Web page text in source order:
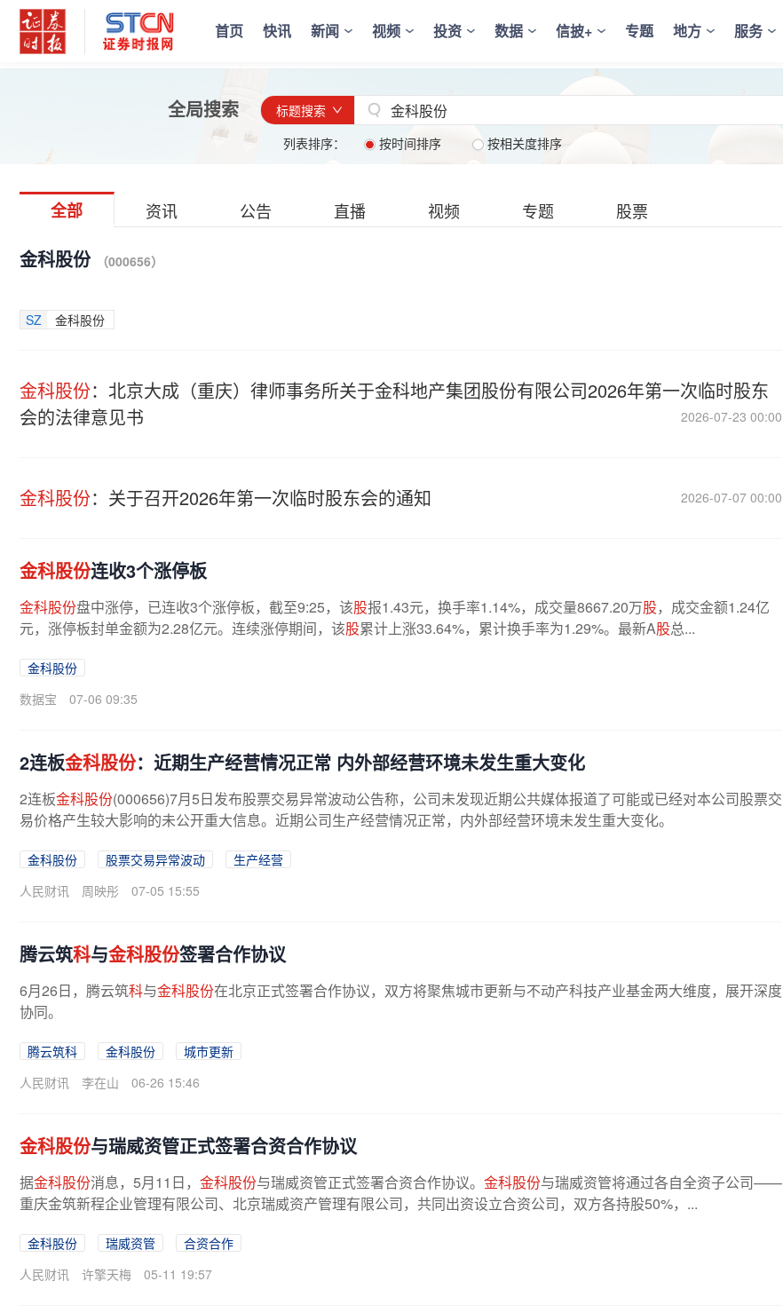
首页 快讯 新闻 视频 投资 数据 信披+ 专题 地方 服务
全局搜索 标题搜索
列表排序： 按时间排序 按相关度排序
全部 资讯 公告 直播 视频 专题 股票
金科股份 （000656）
SZ 金科股份
金科股份：北京大成（重庆）律师事务所关于金科地产集团股份有限公司2026年第一次临时股东
会的法律意见书
2026-07-23 00:00
金科股份：关于召开2026年第一次临时股东会的通知 2026-07-07 00:00
金科股份连收3个涨停板
金科股份盘中涨停，已连收3个涨停板，截至9:25，该股报1.43元，换手率1.14%，成交量8667.20万股，成交金额1.24亿
元，涨停板封单金额为2.28亿元。连续涨停期间，该股累计上涨33.64%，累计换手率为1.29%。最新A股总...
金科股份
数据宝
07-06 09:35
2连板金科股份：近期生产经营情况正常 内外部经营环境未发生重大变化
2连板金科股份(000656)7月5日发布股票交易异常波动公告称，公司未发现近期公共媒体报道了可能或已经对本公司股票交
易价格产生较大影响的未公开重大信息。近期公司生产经营情况正常，内外部经营环境未发生重大变化。
金科股份 股票交易异常波动
生产经营
人民财讯
周映彤 07-05 15:55
腾云筑科与金科股份签署合作协议
6月26日，腾云筑科与金科股份在北京正式签署合作协议，双方将聚焦城市更新与不动产科技产业基金两大维度，展开深度
协同。
腾云筑科 金科股份
城市更新
人民财讯
李在山 06-26 15:46
金科股份与瑞威资管正式签署合资合作协议
据金科股份消息，5月11日， 金科股份与瑞威资管正式签署合资合作协议。 金科股份与瑞威资管将通过各自全资子公司——
重庆金筑新程企业管理有限公司、北京瑞威资产管理有限公司，共同出资设立合资公司，双方各持股50%，...
金科股份 瑞威资管
合资合作
人民财讯
许擎天梅 05-11 19:57